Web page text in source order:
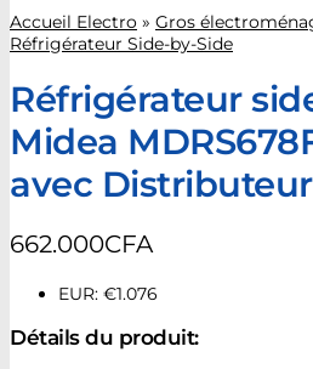
Accueil Electro » Gros
Réfrigérateur Side-by-Side
Réfrigérateur
Midea
avec Distributeur
662.000CFA
EUR: €1.076
Détails du produit: